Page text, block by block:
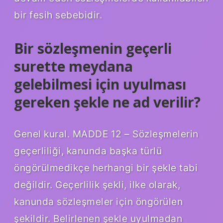
bir fesih sebebidir.
Bir sözleşmenin geçerli
surette meydana
gelebilmesi için uyulması
gereken şekle ne ad verilir?
Genel kural. MADDE 12 – Sözleşmelerin
geçerliliği, kanunda başka türlü
öngörülmedikçe herhangi bir şekle tabi
değildir. Geçerlilik şekli, ilke olarak,
kanunda sözleşmeler için öngörülen
şekildir. Belirlenen şekle uyulmadan